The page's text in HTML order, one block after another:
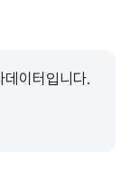
이터입니다.